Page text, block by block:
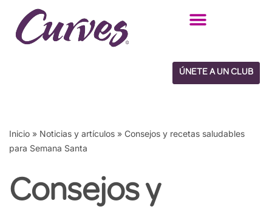
Saltar
ÚNETE A UN CLUB
Inicio » Noticias y artículos » Consejos y recetas saludables
para Semana Santa
Consejos y